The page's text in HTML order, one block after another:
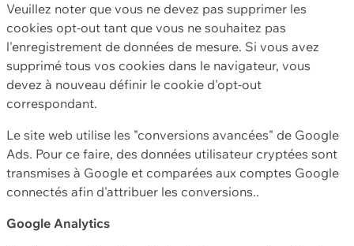
Veuillez noter que vous ne devez pas supprimer les
cookies opt-out tant que vous ne souhaitez pas
l'enregistrement de données de mesure. Si vous avez
supprimé tous vos cookies dans le navigateur, vous
devez à nouveau définir le cookie d'opt-out
correspondant.
Le site web utilise les "conversions avancées" de Google
Ads. Pour ce faire, des données utilisateur cryptées sont
transmises à Google et comparées aux comptes Google
connectés afin d'attribuer les conversions..
Google Analytics